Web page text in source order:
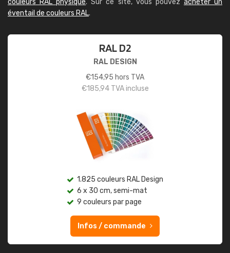
couleurs RAL physique. Sur ce site, vous pouvez acheter un
éventail de couleurs RAL.
RAL D2
RAL DESIGN
€154,95 hors TVA
€185,94TVA incluse
1.825 couleurs RAL Design
6 x 30 cm, semi-mat
9 couleurs par page
Infos / commande